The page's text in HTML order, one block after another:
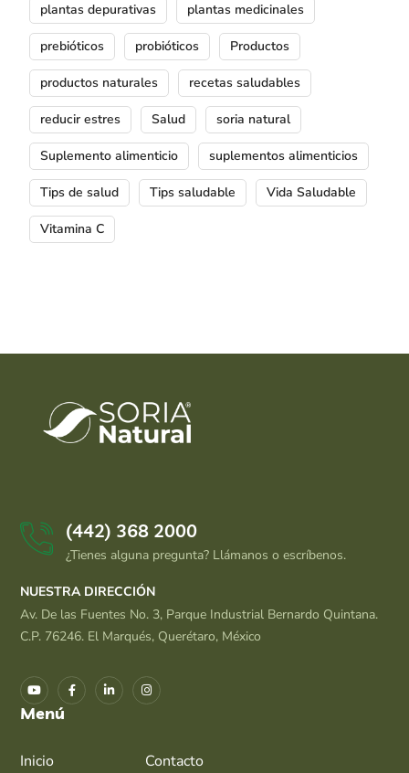
plantas depurativas plantas medicinales
prebióticos probióticos Productos
productos naturales recetas saludables
reducir estres Salud soria natural
Suplemento alimenticio suplementos alimenticios
Tips de salud Tips saludable Vida Saludable
Vitamina C
(442) 368 2000
¿Tienes alguna pregunta? Llámanos o escríbenos.
NUESTRA DIRECCIÓN
Av. De las Fuentes No. 3, Parque Industrial Bernardo Quintana.
C.P. 76246. El Marqués, Querétaro, México
Menú
Inicio
Contacto